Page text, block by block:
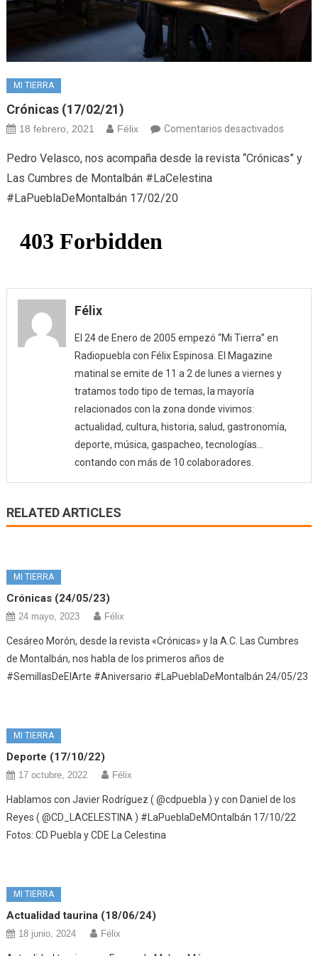
MI TIERRA
Crónicas (17/02/21)
18 febrero, 2021 Félix Comentarios desactivadosen
(17/
Pedro Velasco, nos acompaña desde la revista “Crónicas” y
Las Cumbres de Montalbán #LaCelestina
#LaPueblaDeMontalbán 17/02/20
Félix
El 24 de Enero de 2005 empezó “Mi Tierra” en
Radiopuebla con Félix Espinosa. El Magazine
matinal se emite de 11 a 2 de lunes a viernes y
tratamos todo tipo de temas, la mayoría
relacionados con la zona donde vivimos:
actualidad, cultura, historia, salud, gastronomía,
deporte, música, gaspacheo, tecnologías…
contando con más de 10 colaboradores.
RELATED ARTICLES
MI TIERRA
Crónicas (24/05/23)
24 mayo, 2023 Félix
Cesáreo Morón, desde la revista «Crónicas» y la A.C. Las Cumbres
de Montalbán, nos habla de los primeros años de
#SemillasDeElArte #Aniversario #LaPueblaDeMontalbán 24/05/23
MI TIERRA
Deporte (17/10/22)
17 octubre, 2022 Félix
Hablamos con Javier Rodríguez ( @cdpuebla ) y con Daniel de los
Reyes ( @CD_LACELESTINA ) #LaPueblaDeMOntalbán 17/10/22
Fotos: CD Puebla y CDE La Celestina
MI TIERRA
Actualidad taurina (18/06/24)
18 junio, 2024 Félix